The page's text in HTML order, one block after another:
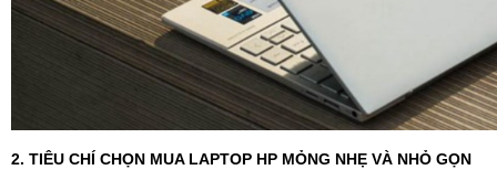
2. TIÊU CHÍ CHỌN MUA LAPTOP HP MỎNG NHẸ VÀ NHỎ GỌN